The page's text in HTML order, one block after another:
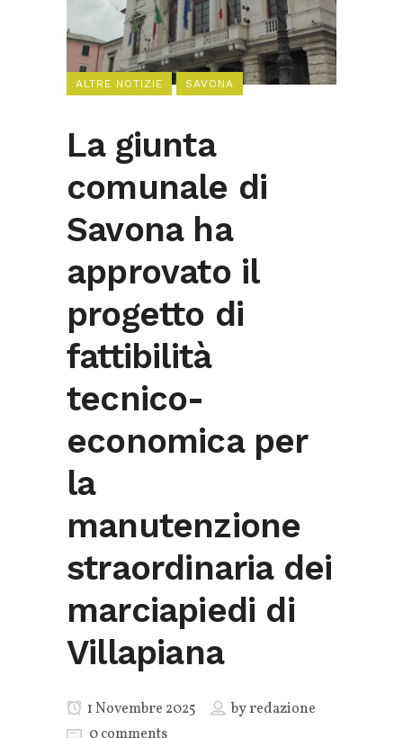
ALTRE NOTIZIE SAVONA
La giunta
comunale di
Savona ha
approvato il
progetto di
fattibilità
tecnico-
economica per
la
manutenzione
straordinaria dei
marciapiedi di
Villapiana
1 Novembre 2025 byredazione